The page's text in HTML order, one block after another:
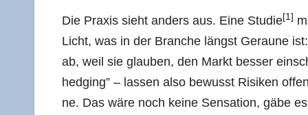
Die Pra­xis sieht anders aus. Eine Stu­die[1]
Licht, was in der Bran­che längst Gerau­ne
ab, weil sie glau­ben, den Markt bes­ser
hedging” – las­sen also bewusst Risi­ken
ne. Das wäre noch kei­ne Sen­sa­ti­on, gäbe